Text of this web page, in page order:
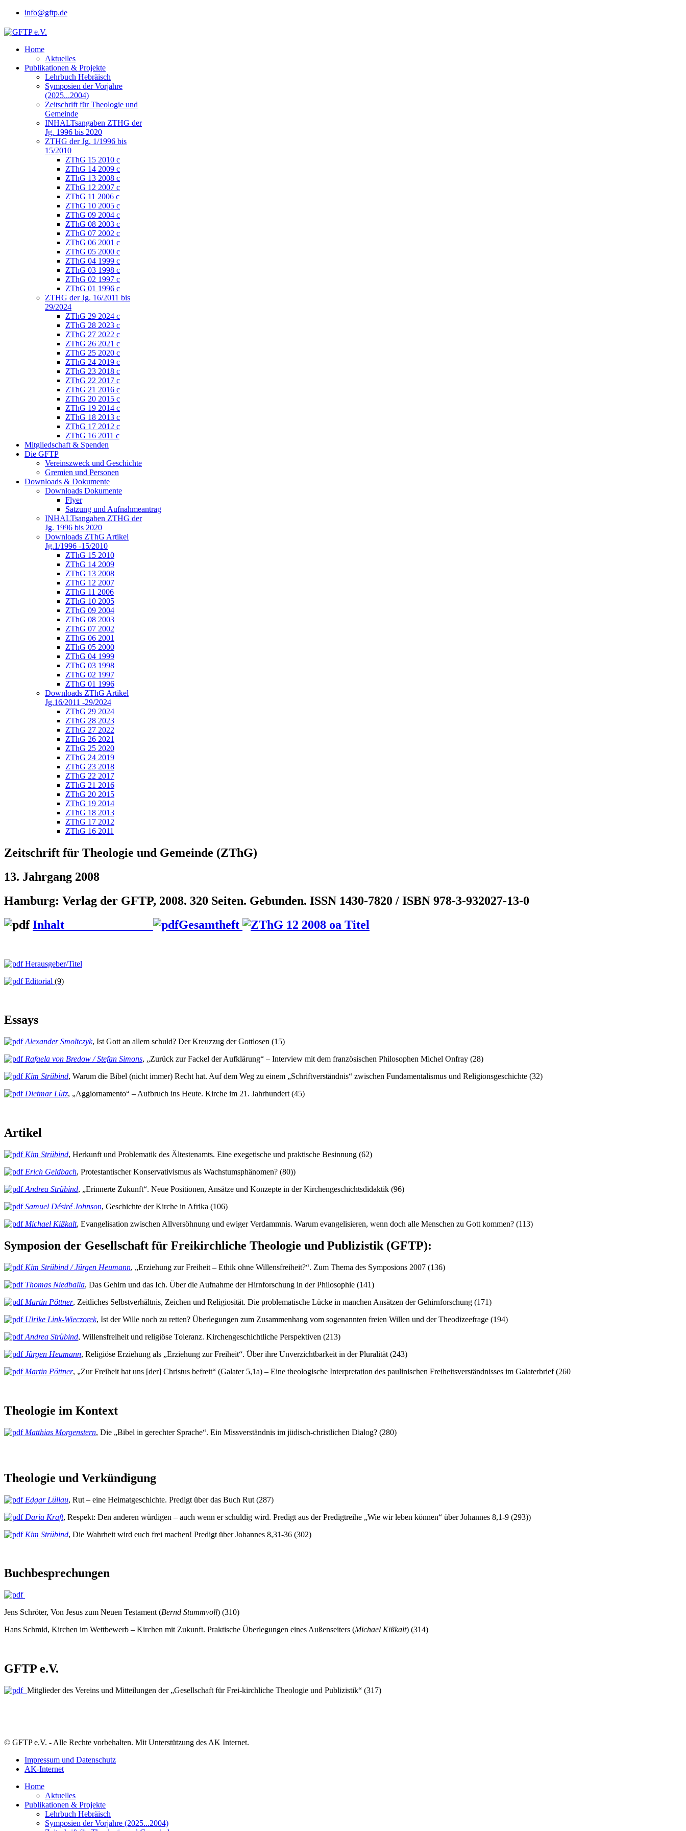
info@gftp.de
Home
Aktuelles
Publikationen & Projekte
Lehrbuch Hebräisch
Symposien der Vorjahre
(2025...2004)
Zeitschrift für Theologie und
Gemeinde
INHALTsangaben ZTHG der
Jg. 1996 bis 2020
ZTHG der Jg. 1/1996 bis
15/2010
ZThG 15 2010 c
ZThG 14 2009 c
ZThG 13 2008 c
ZThG 12 2007 c
ZThG 11 2006 c
ZThG 10 2005 c
ZThG 09 2004 c
ZThG 08 2003 c
ZThG 07 2002 c
ZThG 06 2001 c
ZThG 05 2000 c
ZThG 04 1999 c
ZThG 03 1998 c
ZThG 02 1997 c
ZThG 01 1996 c
ZTHG der Jg. 16/2011 bis
29/2024
ZThG 29 2024 c
ZThG 28 2023 c
ZThG 27 2022 c
ZThG 26 2021 c
ZThG 25 2020 c
ZThG 24 2019 c
ZThG 23 2018 c
ZThG 22 2017 c
ZThG 21 2016 c
ZThG 20 2015 c
ZThG 19 2014 c
ZThG 18 2013 c
ZThG 17 2012 c
ZThG 16 2011 c
Mitgliedschaft & Spenden
Die GFTP
Vereinszweck und Geschichte
Gremien und Personen
Downloads & Dokumente
Downloads Dokumente
Flyer
Satzung und Aufnahmeantrag
INHALTsangaben ZTHG der
Jg. 1996 bis 2020
Downloads ZThG Artikel
Jg.1/1996 -15/2010
ZThG 15 2010
ZThG 14 2009
ZThG 13 2008
ZThG 12 2007
ZThG 11 2006
ZThG 10 2005
ZThG 09 2004
ZThG 08 2003
ZThG 07 2002
ZThG 06 2001
ZThG 05 2000
ZThG 04 1999
ZThG 03 1998
ZThG 02 1997
ZThG 01 1996
Downloads ZThG Artikel
Jg.16/2011 -29/2024
ZThG 29 2024
ZThG 28 2023
ZThG 27 2022
ZThG 26 2021
ZThG 25 2020
ZThG 24 2019
ZThG 23 2018
ZThG 22 2017
ZThG 21 2016
ZThG 20 2015
ZThG 19 2014
ZThG 18 2013
ZThG 17 2012
ZThG 16 2011
Zeitschrift für Theologie und Gemeinde (ZThG)
13. Jahrgang 2008
Hamburg: Verlag der GFTP, 2008. 320 Seiten. Gebunden. ISSN 1430-7820 / ISBN 978-3-932027-13-0
Inhalt
Gesamtheft
Herausgeber/Titel
Editorial (9)
Essays
Alexander Smoltczyk, Ist Gott an allem schuld? Der Kreuzzug der Gottlosen (15)
Rafaela von Bredow / Stefan Simons, „Zurück zur Fackel der Aufklärung“ – Interview mit dem französischen Philosophen Michel Onfray (28)
Kim Strübind, Warum die Bibel (nicht immer) Recht hat. Auf dem Weg zu einem „Schriftverständnis“ zwischen Fundamentalismus und Religionsgeschichte (32)
Dietmar Lütz, „Aggiornamento“ – Aufbruch ins Heute. Kirche im 21. Jahrhundert (45)
Artikel
Kim Strübind, Herkunft und Problematik des Ältestenamts. Eine exegetische und praktische Besinnung (62)
Erich Geldbach, Protestantischer Konservativismus als Wachstumsphänomen? (80))
Andrea Strübind, „Erinnerte Zukunft“. Neue Positionen, Ansätze und Konzepte in der Kirchengeschichtsdidaktik (96)
Samuel Désiré Johnson, Geschichte der Kirche in Afrika (106)
Michael Kißkalt, Evangelisation zwischen Allversöhnung und ewiger Verdammnis. Warum evangelisieren, wenn doch alle Menschen zu Gott kommen? (113)
Symposion der Gesellschaft für Freikirchliche Theologie und Publizistik (GFTP):
Kim Strübind / Jürgen Heumann, „Erziehung zur Freiheit – Ethik ohne Willensfreiheit?“. Zum Thema des Symposions 2007 (136)
Thomas Niedballa, Das Gehirn und das Ich. Über die Aufnahme der Hirnforschung in der Philosophie (141)
Martin Pöttner, Zeitliches Selbstverhältnis, Zeichen und Religiosität. Die problematische Lücke in manchen Ansätzen der Gehirnforschung (171)
Ulrike Link-Wieczorek, Ist der Wille noch zu retten? Überlegungen zum Zusammenhang vom sogenannten freien Willen und der Theodizeefrage (194)
Andrea Strübind, Willensfreiheit und religiöse Toleranz. Kirchengeschichtliche Perspektiven (213)
Jürgen Heumann, Religiöse Erziehung als „Erziehung zur Freiheit“. Über ihre Unverzichtbarkeit in der Pluralität (243)
Martin Pöttner, „Zur Freiheit hat uns [der] Christus befreit“ (Galater 5,1a) – Eine theologische Interpretation des paulinischen Freiheitsverständnisses im Galaterbrief (260
Theologie im Kontext
Matthias Morgenstern, Die „Bibel in gerechter Sprache“. Ein Missverständnis im jüdisch-christlichen Dialog? (280)
Theologie und Verkündigung
Edgar Lüllau, Rut – eine Heimatgeschichte. Predigt über das Buch Rut (287)
Daria Kraft, Respekt: Den anderen würdigen – auch wenn er schuldig wird. Predigt aus der Predigtreihe „Wie wir leben können“ über Johannes 8,1-9 (293))
Kim Strübind, Die Wahrheit wird euch frei machen! Predigt über Johannes 8,31-36 (302)
Buchbesprechungen
Jens Schröter, Von Jesus zum Neuen Testament (Bernd Stummvoll) (310)
Hans Schmid, Kirchen im Wettbewerb – Kirchen mit Zukunft. Praktische Überlegungen eines Außenseiters (Michael Kißkalt) (314)
GFTP e.V.
Mitglieder des Vereins und Mitteilungen der „Gesellschaft für Frei-kirchliche Theologie und Publizistik“ (317)
© GFTP e.V. - Alle Rechte vorbehalten. Mit Unterstützung des AK Internet.
Impressum und Datenschutz
AK-Internet
Home
Aktuelles
Publikationen & Projekte
Lehrbuch Hebräisch
Symposien der Vorjahre (2025...2004)